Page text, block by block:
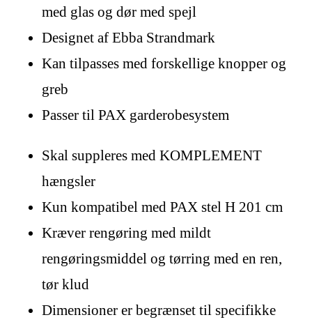
med glas og dør med spejl
Designet af Ebba Strandmark
Kan tilpasses med forskellige knopper og
greb
Passer til PAX garderobesystem
Skal suppleres med KOMPLEMENT
hængsler
Kun kompatibel med PAX stel H 201 cm
Kræver rengøring med mildt
rengøringsmiddel og tørring med en ren,
tør klud
Dimensioner er begrænset til specifikke